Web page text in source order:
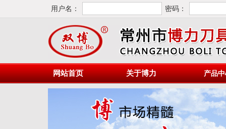
用户名： 密码：
网站首页 关于博力 产品